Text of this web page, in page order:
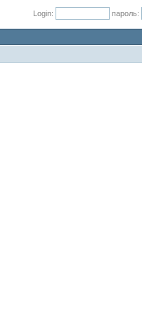
Login: пароль: